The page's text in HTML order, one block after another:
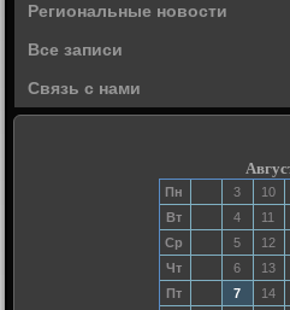
Региональные новости
Все записи
Связь с нами
Пн 3 10
Вт
4 11
Ср
5 12
Чт
6 13
Пт
7 14